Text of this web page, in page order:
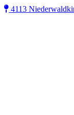
4113